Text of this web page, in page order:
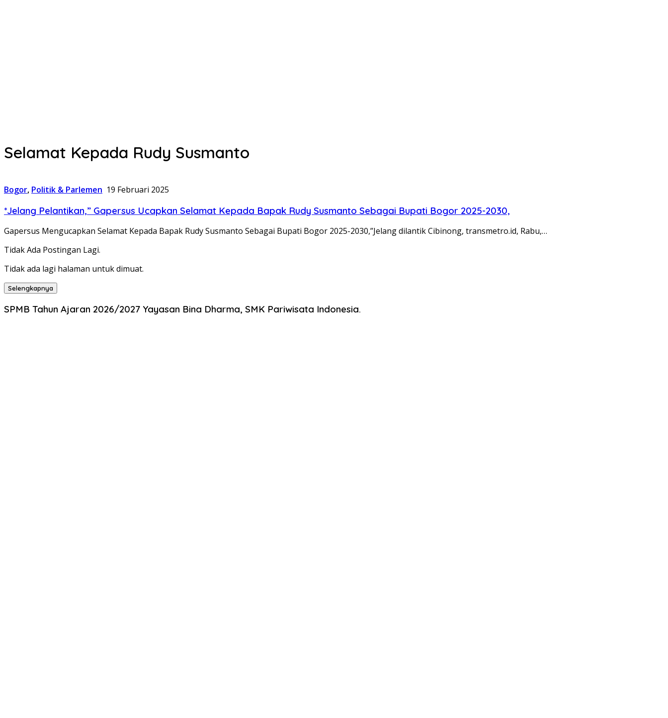
Selamat Kepada Rudy Susmanto
Bogor, Politik & Parlemen 19 Februari 2025
*Jelang Pelantikan,” Gapersus Ucapkan Selamat Kepada Bapak Rudy Susmanto Sebagai Bupati Bogor 2025-2030,
Gapersus Mengucapkan Selamat Kepada Bapak Rudy Susmanto Sebagai Bupati Bogor 2025-2030,”Jelang dilantik Cibinong, transmetro.id, Rabu,…
Tidak Ada Postingan Lagi.
Tidak ada lagi halaman untuk dimuat.
Selengkapnya
SPMB Tahun Ajaran 2026/2027 Yayasan Bina Dharma, SMK Pariwisata Indonesia.